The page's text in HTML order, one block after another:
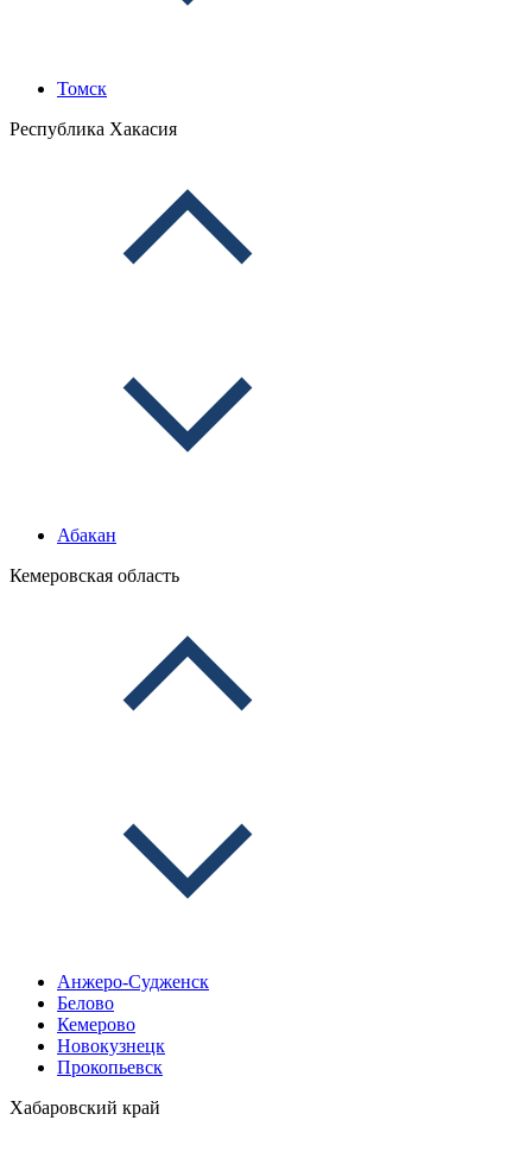
Томск
Республика Хакасия
Абакан
Кемеровская область
Анжеро-Судженск
Белово
Кемерово
Новокузнецк
Прокопьевск
Хабаровский край